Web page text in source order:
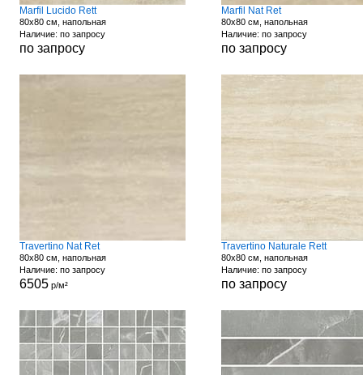
Marfil Lucido Rett
80x80 см, напольная
Наличие: по запросу
по запросу
Marfil Nat Ret
80x80 см, напольная
Наличие: по запросу
по запросу
Travertino Nat Ret
80x80 см, напольная
Наличие: по запросу
6505р/м²
Travertino Naturale Rett
80x80 см, напольная
Наличие: по запросу
по запросу